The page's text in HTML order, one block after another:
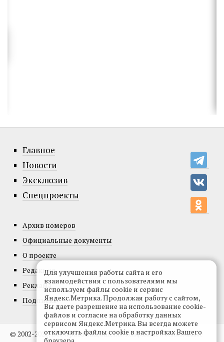
Главное
Новости
Эксклюзив
Спецпроекты
Архив номеров
Официальные документы
О проекте
Редакция
Реклама
Подписка
© 2002-2026, Все права защищены.Копирование и использование
Для улучшения работы сайта и его
взаимодействия с пользователями мы
используем файлы cookie и сервис
Яндекс.Метрика. Продолжая работу с сайтом,
Вы даете разрешение на использование cookie-
файлов и согласие на обработку данных
сервисом Яндекс.Метрика. Вы всегда можете
отключить файлы cookie в настройках Вашего